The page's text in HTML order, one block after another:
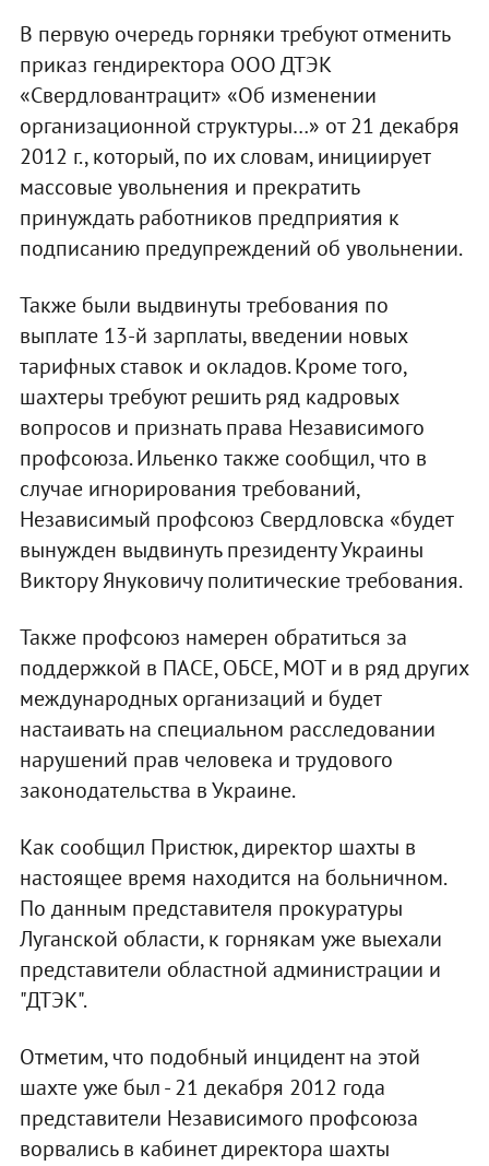
В первую очередь горняки требуют отменить
приказ гендиректора ООО ДТЭК
«Свердловантрацит» «Об изменении
организационной структуры…» от 21 декабря
2012 г., который, по их словам, инициирует
массовые увольнения и прекратить
принуждать работников предприятия к
подписанию предупреждений об увольнении.
Также были выдвинуты требования по
выплате 13-й зарплаты, введении новых
тарифных ставок и окладов. Кроме того,
шахтеры требуют решить ряд кадровых
вопросов и признать права Независимого
профсоюза. Ильенко также сообщил, что в
случае игнорирования требований,
Независимый профсоюз Свердловска «будет
вынужден выдвинуть президенту Украины
Виктору Януковичу политические требования.
Также профсоюз намерен обратиться за
поддержкой в ПАСЕ, ОБСЕ, МОТ и в ряд других
международных организаций и будет
настаивать на специальном расследовании
нарушений прав человека и трудового
законодательства в Украине.
Как сообщил Пристюк, директор шахты в
настоящее время находится на больничном.
По данным представителя прокуратуры
Луганской области, к горнякам уже выехали
представители областной администрации и
"ДТЭК".
Отметим, что подобный инцидент на этой
шахте уже был - 21 декабря 2012 года
представители Независимого профсоюза
ворвались в кабинет директора шахты